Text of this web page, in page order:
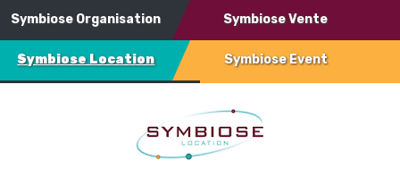
Symbiose Organisation Symbiose Vente
Symbiose Location Symbiose Event